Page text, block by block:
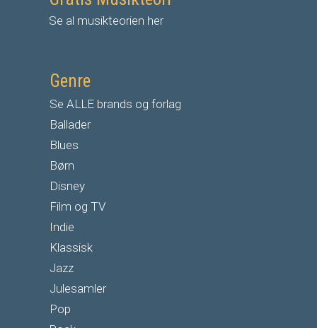
Se al musikteorien her
Genre
Se ALLE brands og forlag
Ballader
Blues
Børn
Disney
Film og TV
Indie
Klassisk
Jazz
Julesamler
Pop